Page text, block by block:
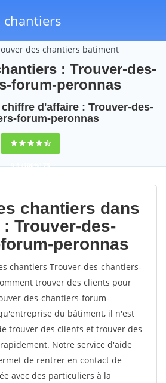
chantiers
des chantiers batiment
: Trouver-des-
forum-peronnas
d'affaire : Trouver-des-
forum-peronnas
9,5(100%)75
votes
chantiers dans
Trouver-des-
peronnas
chantiers Trouver-des-chantiers-
trouver des clients pour
des-chantiers-forum-
du bâtiment, il n'est
trouver des clients et trouver des
Notre service d'aide
de rentrer en contact de
avec des particuliers à la